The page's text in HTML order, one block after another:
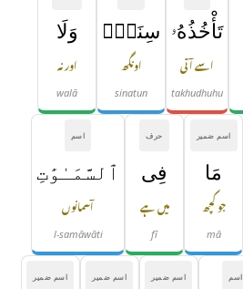
تَأْخُذُهُۥ
اسے آتی
takhudhuhu
سِنَةٌۭ
اونگھ
sinatun
وَلَا
اور نہ
walā
اسم ضمیر
مَا
جو کچھ
mā
حرف
فِى
میں ہے
fī
اسم
ٱلسَّمَـٰوَٰتِ
آسمانوں
l-samāwāti
اسم اسم ضمیر اسم ضمیر اسم ضمیر